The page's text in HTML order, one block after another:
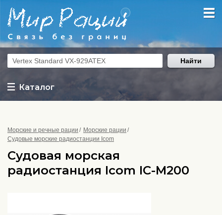
Каталог
Найти
Морские и речные рации
Морские рации
Судовые морские радиостанции Icom
Судовая морская
радиостанция Icom IC-M200